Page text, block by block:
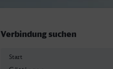
Verbindung suchen
Start